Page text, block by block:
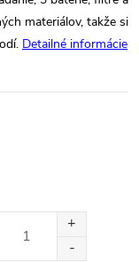
materiálov, takže si
Detailné informácie